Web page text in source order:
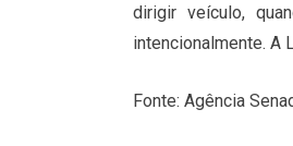
dirigir veículo,
intencionalmente. A
Fonte: Agência